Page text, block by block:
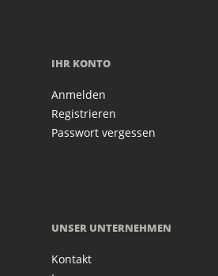
IHR KONTO
Anmelden
Registrieren
Passwort vergessen
UNSER UNTERNEHMEN
Kontakt